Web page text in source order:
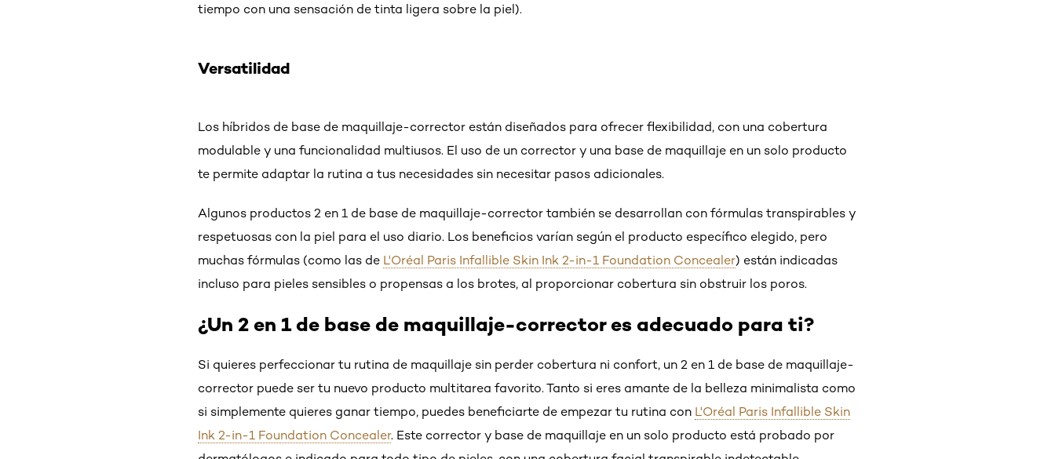
tiempo con una sensación de tinta ligera sobre la piel).
Versatilidad
Los híbridos de base de maquillaje-corrector están diseñados para ofrecer flexibilidad, con una cobertura
modulable y una funcionalidad multiusos. El uso de un corrector y una base de maquillaje en un solo producto
te permite adaptar la rutina a tus necesidades sin necesitar pasos adicionales.
Algunos productos 2 en 1 de base de maquillaje-corrector también se desarrollan con fórmulas transpirables y
respetuosas con la piel para el uso diario. Los beneficios varían según el producto específico elegido, pero
muchas fórmulas (como las de L'Oréal Paris Infallible Skin Ink 2-in-1 Foundation Concealer) están indicadas
incluso para pieles sensibles o propensas a los brotes, al proporcionar cobertura sin obstruir los poros.
¿Un 2 en 1 de base de maquillaje-corrector es adecuado para ti?
Si quieres perfeccionar tu rutina de maquillaje sin perder cobertura ni confort, un 2 en 1 de base de maquillaje-
corrector puede ser tu nuevo producto multitarea favorito. Tanto si eres amante de la belleza minimalista como
si simplemente quieres ganar tiempo, puedes beneficiarte de empezar tu rutina con L'Oréal Paris Infallible Skin
Ink 2-in-1 Foundation Concealer. Este corrector y base de maquillaje en un solo producto está probado por